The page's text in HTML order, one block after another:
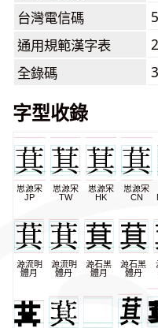
台灣電信碼
通用規範漢字表
全錄碼
字型收錄
思源宋
JP
思源宋
TW
思源宋
HK
思源宋
CN
源流明
體月
源流明
體丹
源石黑
體月
源石黑
體丹